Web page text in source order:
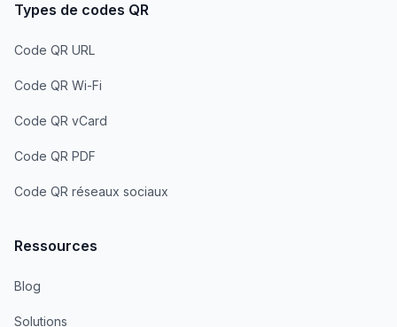
Types de codes QR
Code QR URL
Code QR Wi-Fi
Code QR vCard
Code QR PDF
Code QR réseaux sociaux
Ressources
Blog
Solutions